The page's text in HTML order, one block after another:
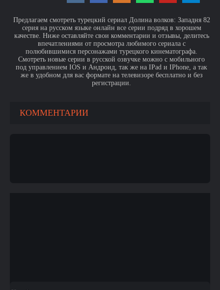
Предлагаем смотреть турецкий сериал Долина волков: Западня 82
серия на русском языке онлайн все серии подряд в хорошем
качестве. Ниже оставляйте свои комментарии и отзывы, делитесь
впечатлениями от просмотра любимого сериала с
полюбившимися персонажами турецкого кинематографа.
Смотреть новые серии в русской озвучке можно с мобильного
под управлением IOS и Андроид, так же на IPad и IPhone, а так
же в удобном для вас формате на телевизоре бесплатно и без
регистрации.
КОММЕНТАРИИ